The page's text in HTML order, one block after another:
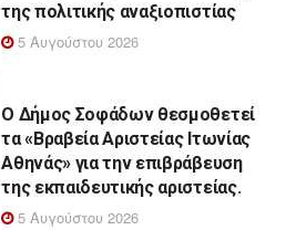
της πολιτικής αναξιοπιστίας
5 Αυγούστου 2026
Ο Δήμος Σοφάδων θεσμοθετεί
τα «Βραβεία Αριστείας Ιτωνίας
Αθηνάς» για την επιβράβευση
της εκπαιδευτικής αριστείας.
5 Αυγούστου 2026